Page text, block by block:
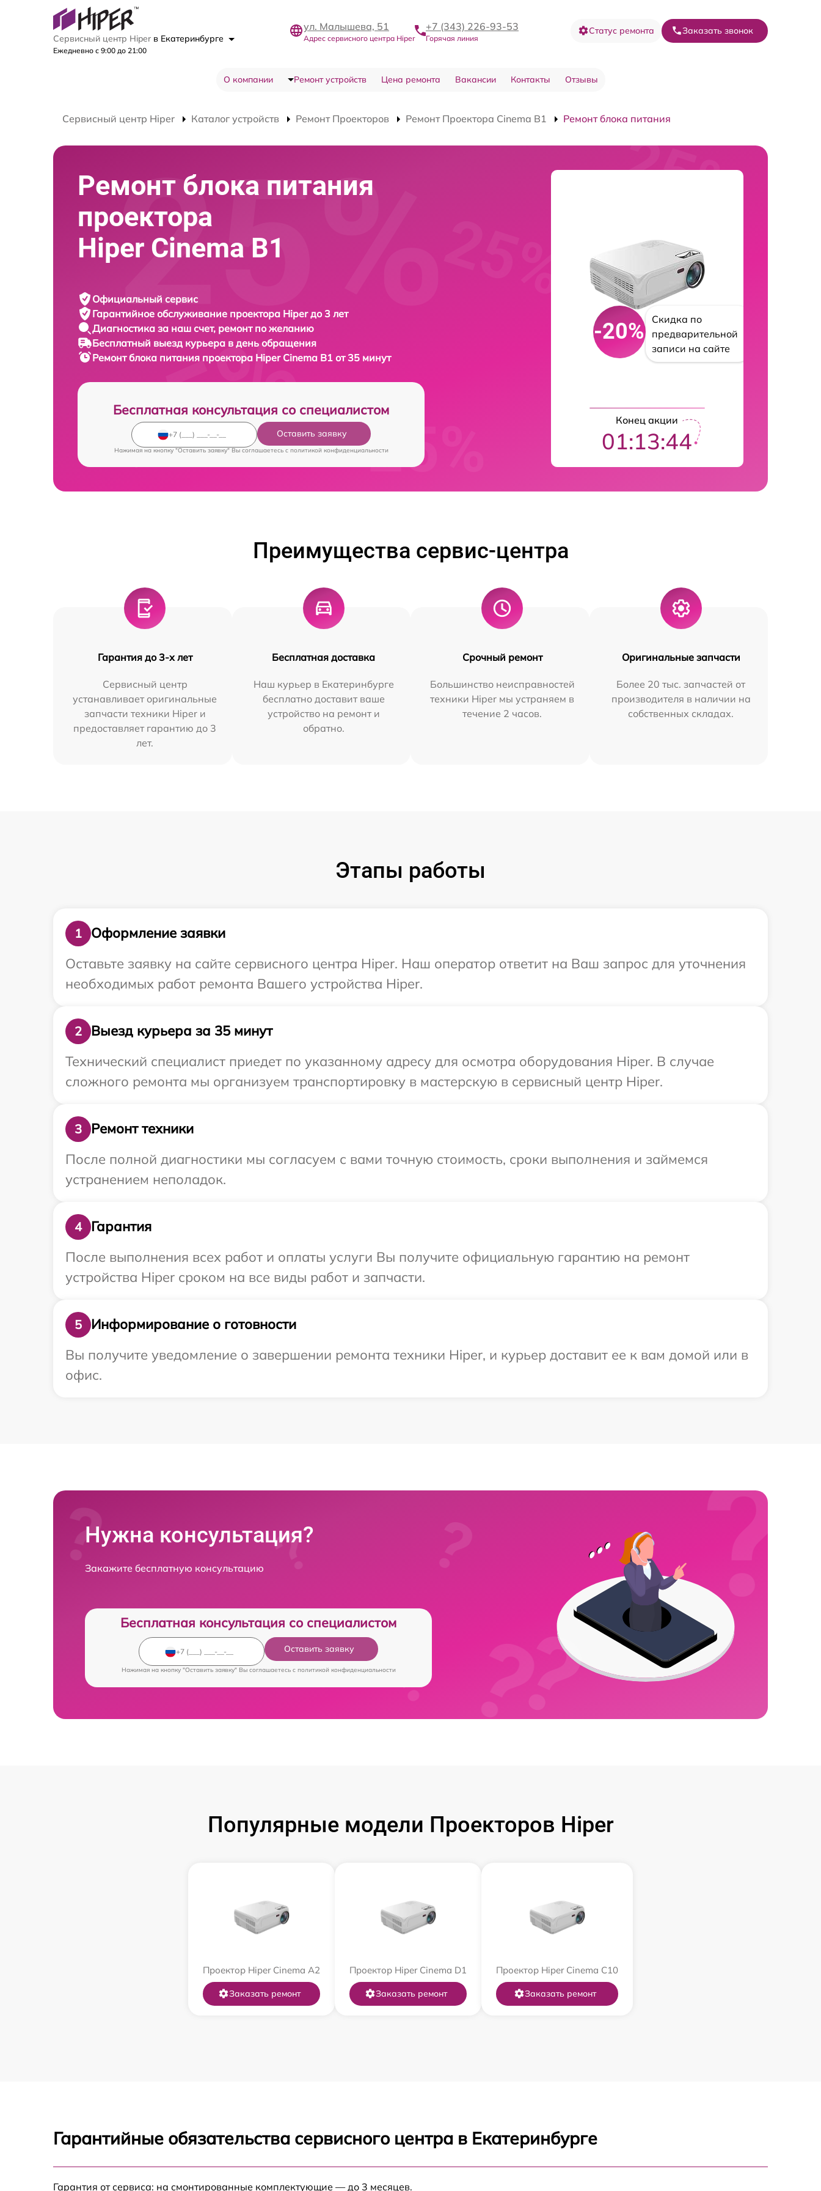
Сервисный центр Hiper в Екатеринбурге
Ежедневно с 9:00 до 21:00
ул. Малышева, 51
Адрес сервисного центра Hiper
+7 (343) 226-93-53
Горячая линия
Статус ремонта Заказать звонок
О компании Ремонт устройств Цена ремонта Вакансии Контакты Отзывы
Сервисный центр Hiper Каталог устройств Ремонт Проекторов Ремонт Проектора Cinema B1 Ремонт блока питания
Ремонт блока питания
проектора
Hiper Cinema B1
Официальный сервис
Гарантийное обслуживание проектора Hiper до 3 лет
Диагностика за наш счет, ремонт по желанию
Бесплатный выезд курьера в день обращения
Ремонт блока питания проектора Hiper Cinema B1 от 35 минут
Бесплатная консультация со специалистом
Оставить заявку
Нажимая на кнопку "Оставить заявку" Вы соглашаетесь c политикой конфиденциальности
-20%
Скидка по
предварительной
записи на сайте
Конец акции
01:13:42
Преимущества сервис-центра
Гарантия до 3-х лет
Сервисный центр
устанавливает оригинальные
запчасти техники Hiper и
предоставляет гарантию до 3
лет.
Бесплатная доставка
Наш курьер в Екатеринбурге
бесплатно доставит ваше
устройство на ремонт и
обратно.
Срочный ремонт
Большинство неисправностей
техники Hiper мы устраняем в
течение 2 часов.
Оригинальные запчасти
Более 20 тыс. запчастей от
производителя в наличии на
собственных складах.
Этапы работы
1
Оформление заявки
Оставьте заявку на сайте сервисного центра Hiper. Наш оператор ответит на Ваш запрос для уточнения
необходимых работ ремонта Вашего устройства Hiper.
2
Выезд курьера за 35 минут
Технический специалист приедет по указанному адресу для осмотра оборудования Hiper. В случае
сложного ремонта мы организуем транспортировку в мастерскую в сервисный центр Hiper.
3
Ремонт техники
После полной диагностики мы согласуем с вами точную стоимость, сроки выполнения и займемся
устранением неполадок.
4
Гарантия
После выполнения всех работ и оплаты услуги Вы получите официальную гарантию на ремонт
устройства Hiper сроком на все виды работ и запчасти.
5
Информирование о готовности
Вы получите уведомление о завершении ремонта техники Hiper, и курьер доставит ее к вам домой или в
офис.
Нужна консультация?
Закажите бесплатную консультацию
Бесплатная консультация со специалистом
Оставить заявку
Нажимая на кнопку "Оставить заявку" Вы соглашаетесь c политикой конфиденциальности
Популярные модели Проекторов Hiper
Проектор Hiper Cinema A2
Заказать ремонт
Проектор Hiper Cinema D1
Заказать ремонт
Проектор Hiper Cinema C10
Заказать ремонт
Гарантийные обязательства сервисного центра в Екатеринбурге
Гарантия от сервиса: на смонтированные комплектующие — до 3 месяцев.